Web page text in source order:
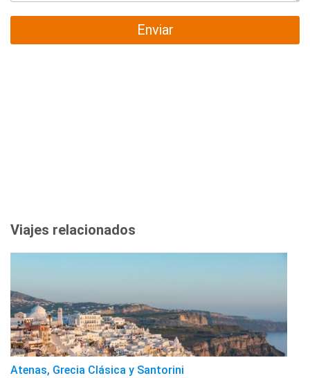
Enviar
Viajes relacionados
Atenas, Grecia Clásica y Santorini